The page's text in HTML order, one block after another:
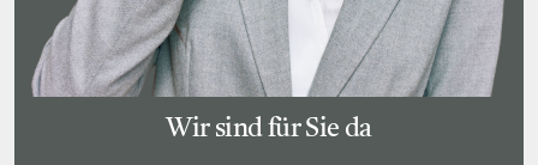
Wir sind für Sie da